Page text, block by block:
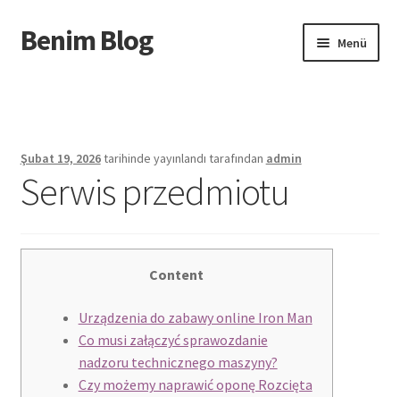
Dolaşıma
geç
İçeriğe
geç
Benim Blog Menü
Sample Page
Şubat 19, 2026tarihinde yayınlandı tarafından admin
Serwis przedmiotu
Content
Urządzenia do zabawy online Iron Man
Co musi załączyć sprawozdanie
nadzoru technicznego maszyny?
Czy możemy naprawić oponę Rozcięta